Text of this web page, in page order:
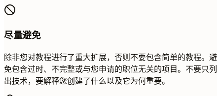
尽量避免
除非您对教程进行了重大扩展，否则不要包含简单的教程。避
免包含过时、不完整或与您申请的职位无关的项目。不要只列
出技术，要解释您创建了什么以及它为何重要。